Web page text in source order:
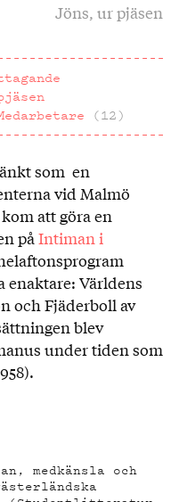
Jöns, ur pjäsen
(12)
som en
vid Malmö
att göra en
påIntiman i
enaktare: Världens
och Fjäderboll av
blev
under tiden som
medkänsla och